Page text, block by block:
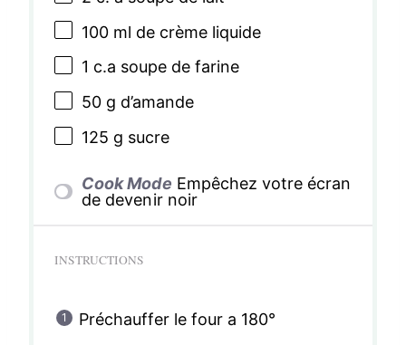
100ml de crème liquide
1 c.a soupe de farine
50 g d’amande
125 g sucre
Cook Mode Empêchez votre écran
de devenir noir
INSTRUCTIONS
Préchauffer le four a 180°